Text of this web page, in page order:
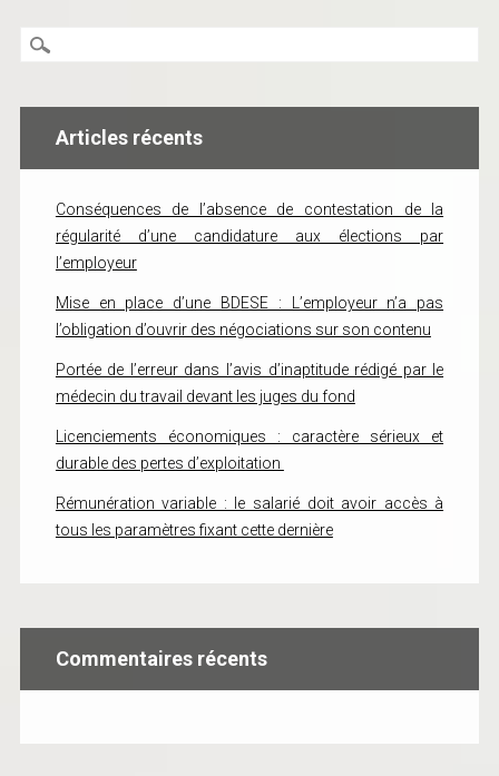
Articles récents
Conséquences de l’absence de contestation de la
régularité d’une candidature aux élections par
l’employeur
Mise en place d’une BDESE : L’employeur n’a pas
l’obligation d’ouvrir des négociations sur son contenu
Portée de l’erreur dans l’avis d’inaptitude rédigé par le
médecin du travail devant les juges du fond
Licenciements économiques : caractère sérieux et
durable des pertes d’exploitation
Rémunération variable : le salarié doit avoir accès à
tous les paramètres fixant cette dernière
Commentaires récents